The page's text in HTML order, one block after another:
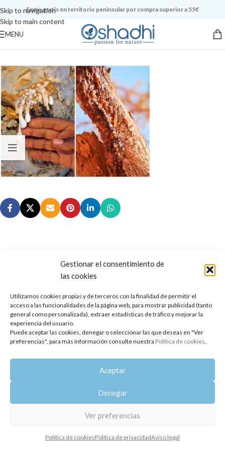
Gestionar el consentimiento de
las cookies
Utilizamos cookies propias y de terceros con la finalidad de permitir el
acceso a las funcionalidades de la página web, para mostrar publicidad (tanto
general como personalizada), extraer estadísticas de tráfico y mejorar la
experiencia del usuario.
Puede aceptar las cookies, denegar o seleccionar las que deseas en "Ver
preferencias", para más información consulte nuestra Política de cookies.
Aceptar
Denegar
Ver preferencias
Política de cookiesPolítica de privacidadAviso legal
Skip to navigation
Skip to main content
Envío gratis en territorio peninsular por compra superior a 55€
MENU
Copyright 2014-2025
Política de privacidad Aviso legal | Política de cookies